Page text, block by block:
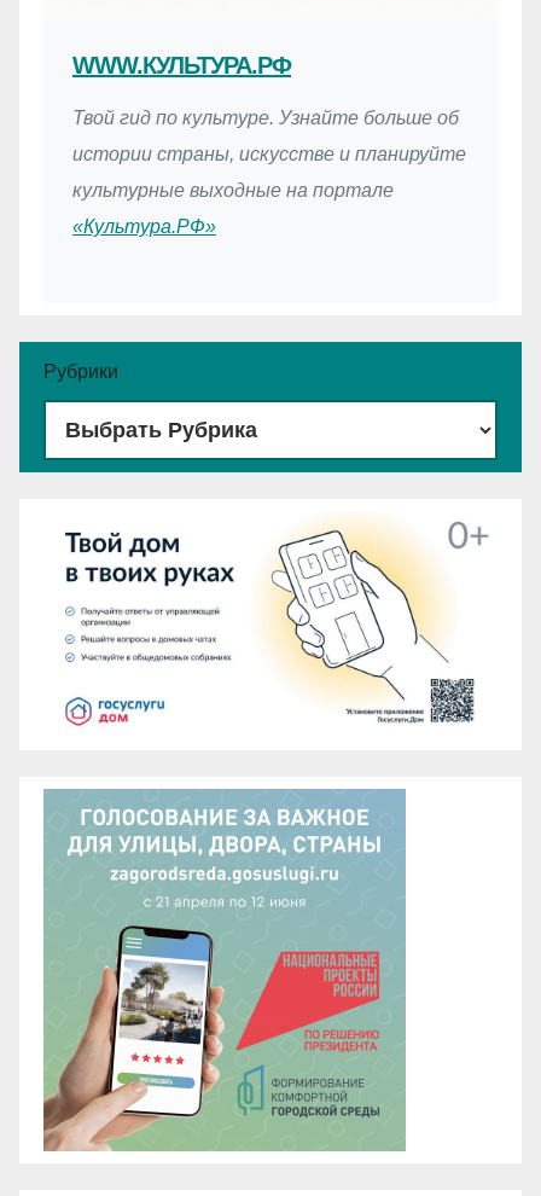
WWW.КУЛЬТУРА.РФ
Твой гид по культуре. Узнайте больше об
истории страны, искусстве и планируйте
культурные выходные на портале
«Культура.РФ»
Рубрики